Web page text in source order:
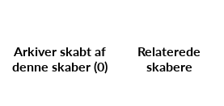
Arkiver skabt af
denne skaber (0)
Relaterede
skabere